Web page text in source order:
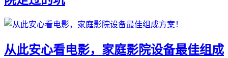
从此安心看电影，家庭影院设备最佳组成